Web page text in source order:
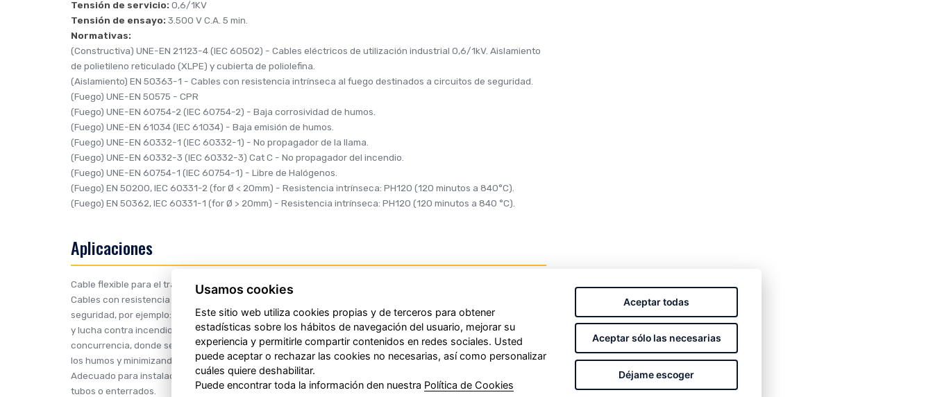
Tensión de servicio: 0,6/1KV
Tensión de ensayo: 3.500 V C.A. 5 min.
Normativas:
(Constructiva) UNE-EN 21123-4 (IEC 60502) - Cables eléctricos de utilización industrial 0,6/1kV. Aislamiento
de polietileno reticulado (XLPE) y cubierta de poliolefina.
(Aislamiento) EN 50363-1 - Cables con resistencia intrínseca al fuego destinados a circuitos de seguridad.
(Fuego) UNE-EN 50575 - CPR
(Fuego) UNE-EN 60754-2 (IEC 60754-2) - Baja corrosividad de humos.
(Fuego) UNE-EN 61034 (IEC 61034) - Baja emisión de humos.
(Fuego) UNE-EN 60332-1 (IEC 60332-1) - No propagador de la llama.
(Fuego) UNE-EN 60332-3 (IEC 60332-3) Cat C - No propagador del incendio.
(Fuego) UNE-EN 60754-1 (IEC 60754-1) - Libre de Halógenos.
(Fuego) EN 50200, IEC 60331-2 (for Ø < 20mm) - Resistencia intrínseca: PH120 (120 minutos a 840°C).
(Fuego) EN 50362, IEC 60331-1 (for Ø > 20mm) - Resistencia intrínseca: PH120 (120 minutos a 840 °C).
Aplicaciones
Cable flexible para el transporte y distribución de energía eléctrica en instalaciones fijas, protegidas o no.
Cables con resistencia intrínseca al fuego para mantener el servicio durante un incendio en circuitos de
seguridad, por ejemplo: circuitos de señalización, detección y alarma, circuitos para servicios de evacuación
y lucha contra incendios, etc. Especialmente adecuado para instalaciones en locales de pública
concurrencia, donde se requiera un comportamiento seguro del cable ante el fuego, con baja opacidad de
los humos y minimizando los efectos nocivos de inhalación de gases corrosivos.
Adecuado para instalaciones interiores y exteriores (solicitando protección UV), sobre soportes al aire, en
tubos o enterrados.
Usamos cookies
Este sitio web utiliza cookies propias y de terceros para obtener
estadísticas sobre los hábitos de navegación del usuario, mejorar su
experiencia y permitirle compartir contenidos en redes sociales. Usted
puede aceptar o rechazar las cookies no necesarias, así como personalizar
cuáles quiere deshabilitar.
Puede encontrar toda la información den nuestra Política de Cookies
Aceptar todas
Aceptar sólo las necesarias
Déjame escoger